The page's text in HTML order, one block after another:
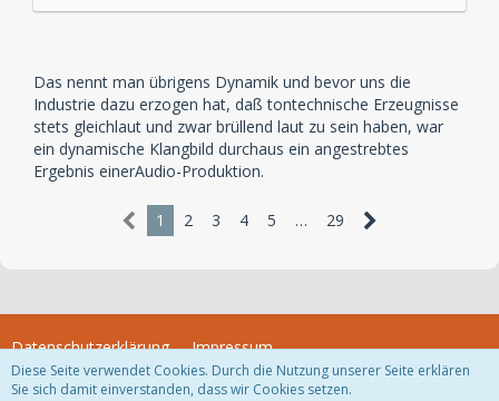
Das nennt man übrigens Dynamik und bevor uns die
Industrie dazu erzogen hat, daß tontechnische Erzeugnisse
stets gleichlaut und zwar brüllend laut zu sein haben, war
ein dynamische Klangbild durchaus ein angestrebtes
Ergebnis einerAudio-Produktion.
1 2 3 4 5 … 29
Datenschutzerklärung Impressum
Diese Seite verwendet Cookies. Durch die Nutzung unserer Seite erklären
Sie sich damit einverstanden, dass wir Cookies setzen.